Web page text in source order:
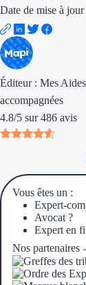
Date de mise à
Éditeur : Mes
accompagnées
4.8/5 sur 486 avis
Vous êtes un :
Expert-
Avocat ?
Expert en
Nos partenaires